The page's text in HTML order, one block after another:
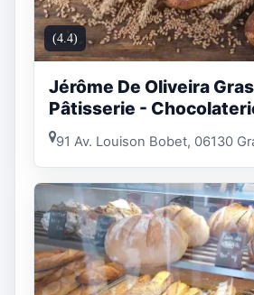
(4.4)
Jérôme De Oliveira
Pâtisserie -
91 Av. Louison Bobet, 06130